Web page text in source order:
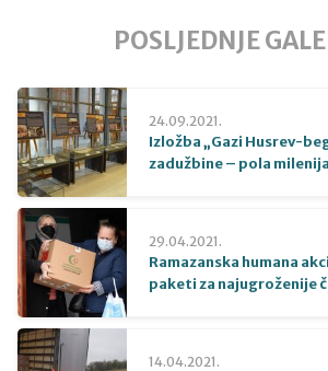
POSLJEDNJE
24.09.2021.
Izložba „Gazi Husrev-
zadužbine – pola
29.04.2021.
Ramazanska humana
paketi za najugroženije
14.04.2021.